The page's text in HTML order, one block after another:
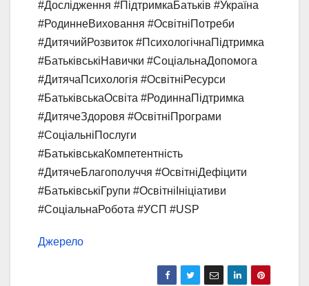
#Дослідження #ПідтримкаБатьків #Україна
#РодиннеВиховання #ОсвітніПотреби
#ДитячийРозвиток #ПсихологічнаПідтримка
#БатьківськіНавички #СоціальнаДопомога
#ДитячаПсихологія #ОсвітніРесурси
#БатьківськаОсвіта #РодиннаПідтримка
#ДитячеЗдоровя #ОсвітніПрограми
#СоціальніПослуги
#БатьківськаКомпетентність
#ДитячеБлагополуччя #ОсвітніДефіцити
#БатьківськіГрупи #ОсвітніІніціативи
#СоціальнаРобота #УСП #USP
Джерело